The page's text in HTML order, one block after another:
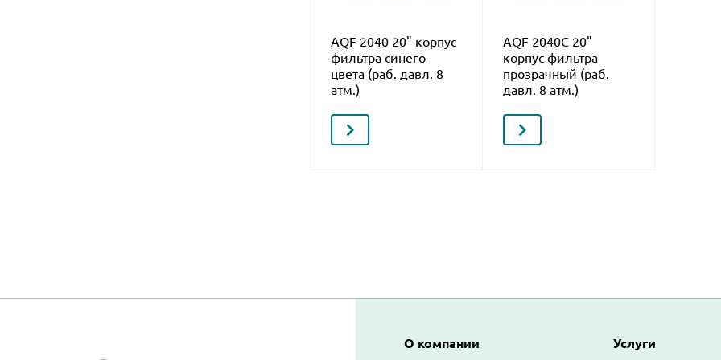
AQF 2040 20" корпус
фильтра синего
цвета (раб. давл. 8
атм.)
AQF 2040C 20"
корпус фильтра
прозрачный (раб.
давл. 8 атм.)
Основная навигация
О компании Услуги